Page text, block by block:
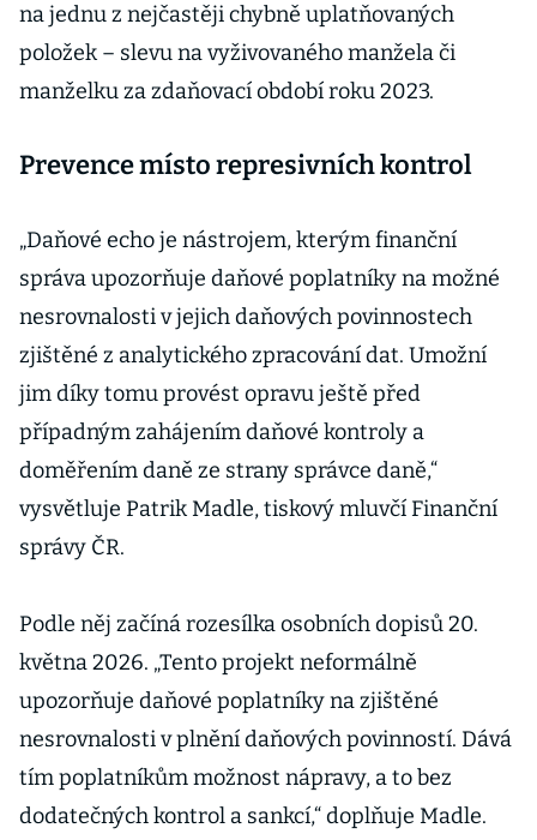
na jednu z nejčastěji chybně uplatňovaných
položek – slevu na vyživovaného manžela či
manželku za zdaňovací období roku 2023.
Prevence místo represivních kontrol
„Daňové echo je nástrojem, kterým finanční
správa upozorňuje daňové poplatníky na možné
nesrovnalosti v jejich daňových povinnostech
zjištěné z analytického zpracování dat. Umožní
jim díky tomu provést opravu ještě před
případným zahájením daňové kontroly a
doměřením daně ze strany správce daně,“
vysvětluje Patrik Madle, tiskový mluvčí Finanční
správy ČR.
Podle něj začíná rozesílka osobních dopisů 20.
května 2026. „Tento projekt neformálně
upozorňuje daňové poplatníky na zjištěné
nesrovnalosti v plnění daňových povinností. Dává
tím poplatníkům možnost nápravy, a to bez
dodatečných kontrol a sankcí,“ doplňuje Madle.